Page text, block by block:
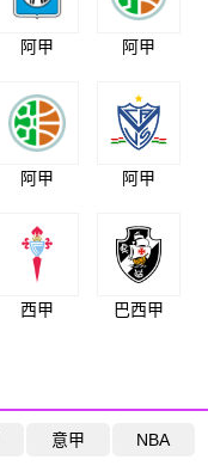
阿甲 阿甲
阿甲 阿甲
西甲 巴西甲
意甲 NBA